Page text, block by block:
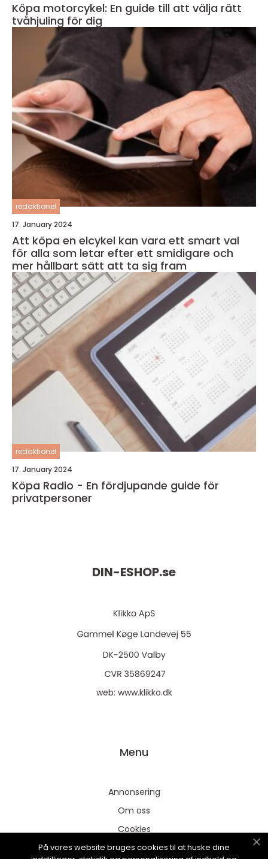
Köpa motorcykel: En guide till att välja rätt
tvåhjuling för dig
redaktionel
17. January 2024
Att köpa en elcykel kan vara ett smart val
för alla som letar efter ett smidigare och
mer hållbart sätt att ta sig fram
redaktionel
17. January 2024
Köpa Radio - En fördjupande guide för
privatpersoner
DIN-ESHOP.se
web: www.klikko.dk
Menu
Annonsering
Om oss
Cookies
Kontakta oss
På vores website bruges cookies til at huske dine